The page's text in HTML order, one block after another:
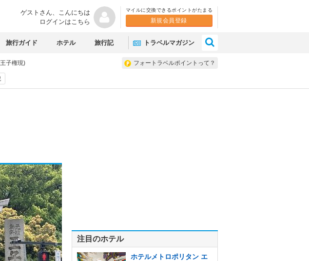
ゲストさん、 こんにちは
ログインはこちら
マイルに交換できるポイントがたまる
新規会員登録
旅行ガイド ホテル 旅行記 トラベルマガジン
フォートラベルポイントって？
子権現)
注目のホテル
ホテルメトロポリタン エ